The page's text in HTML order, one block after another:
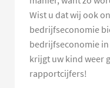
Wist u dat wij ook
bedrijfseconomie
bedrijfseconomie in
krijgt uw kind weer
rapportcijfers!